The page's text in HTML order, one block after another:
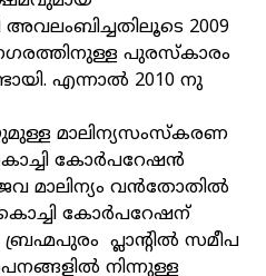
2009
നഗരത്തിനുള്ള പുരസ്‌കാരം
എന്നാല്‍ 2010 നു
മാലിന്യസംസ്കരണ
കോര്‍പറേഷന്‍
മാലിന്യം വന്‍തോതില്‍
കോര്‍പറേഷന്
പ്ലാന്റില്‍ സമീപ
നിന്നുള്ള